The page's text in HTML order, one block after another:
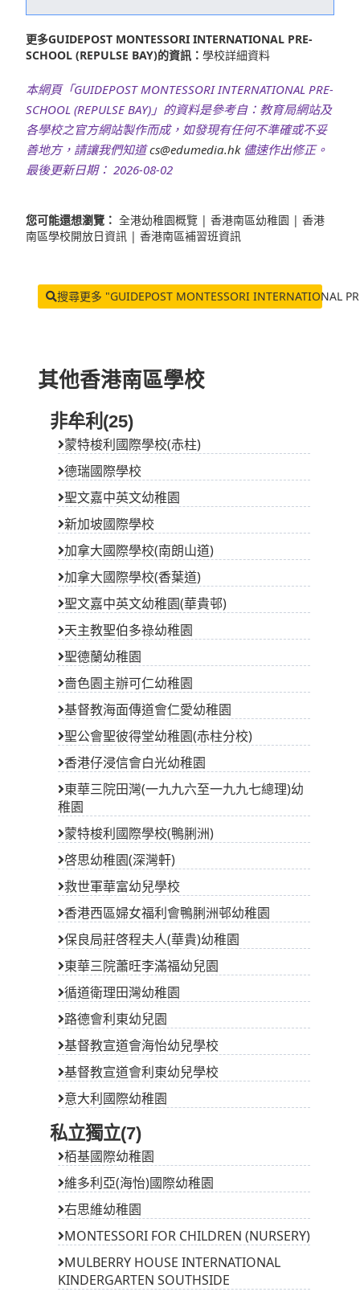
更多GUIDEPOST MONTESSORI INTERNATIONAL PRE-
SCHOOL (REPULSE BAY)的資訊： 學校詳細資料
本網頁「GUIDEPOST MONTESSORI INTERNATIONAL PRE-
SCHOOL (REPULSE BAY)」的資料是參考自：教育局網站及
各學校之官方網站製作而成，如發現有任何不準確或不妥
善地方，請讓我們知道cs@edumedia.hk儘速作出修正。
最後更新日期： 2026-08-02
您可能還想瀏覽： 全港幼稚園概覽 | 香港南區幼稚園 | 香港
南區學校開放日資訊 | 香港南區補習班資訊
搜尋更多 "GUIDEPOST MONTESSORI INTERNATIONAL
其他香港南區學校
非牟利(25)
蒙特梭利國際學校(赤柱)
德瑞國際學校
聖文嘉中英文幼稚園
新加坡國際學校
加拿大國際學校(南朗山道)
加拿大國際學校(香葉道)
聖文嘉中英文幼稚園(華貴邨)
天主教聖伯多祿幼稚園
聖德蘭幼稚園
嗇色園主辦可仁幼稚園
基督教海面傳道會仁愛幼稚園
聖公會聖彼得堂幼稚園(赤柱分校)
香港仔浸信會白光幼稚園
東華三院田灣(一九九六至一九九七總理)幼
稚園
蒙特梭利國際學校(鴨脷洲)
啓思幼稚園(深灣軒)
救世軍華富幼兒學校
香港西區婦女福利會鴨脷洲邨幼稚園
保良局莊啓程夫人(華貴)幼稚園
東華三院蕭旺李滿福幼兒園
循道衛理田灣幼稚園
路德會利東幼兒園
基督教宣道會海怡幼兒學校
基督教宣道會利東幼兒學校
意大利國際幼稚園
私立獨立(7)
栢基國際幼稚園
維多利亞(海怡)國際幼稚園
右思維幼稚園
MONTESSORI FOR CHILDREN (NURSERY)
MULBERRY HOUSE INTERNATIONAL
KINDERGARTEN SOUTHSIDE